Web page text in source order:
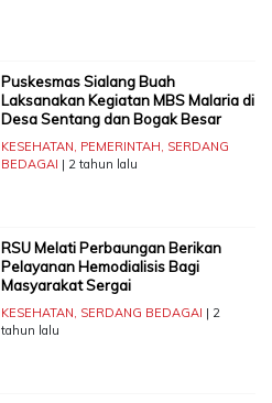
Puskesmas Sialang Buah
Laksanakan Kegiatan MBS Malaria di
Desa Sentang dan Bogak Besar
KESEHATAN PEMERINTAH SERDANG
BEDAGAI | 2 tahun lalu
RSU Melati Perbaungan Berikan
Pelayanan Hemodialisis Bagi
Masyarakat Sergai
KESEHATAN SERDANG BEDAGAI | 2
tahun lalu